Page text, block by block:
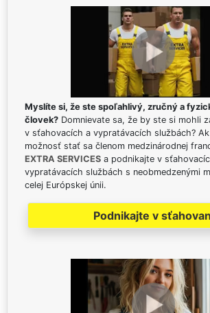
Myslíte si, že ste spoľahlivý, zručný a
človek? Domnievate sa, že by ste si mohli
v sťahovacích a vypratávacích službách?
možnosť stať sa členom medzinárodnej
EXTRA SERVICES a podnikajte v
vypratávacích službách s neobmedzenými
celej Európskej únii.
Podnikajte v